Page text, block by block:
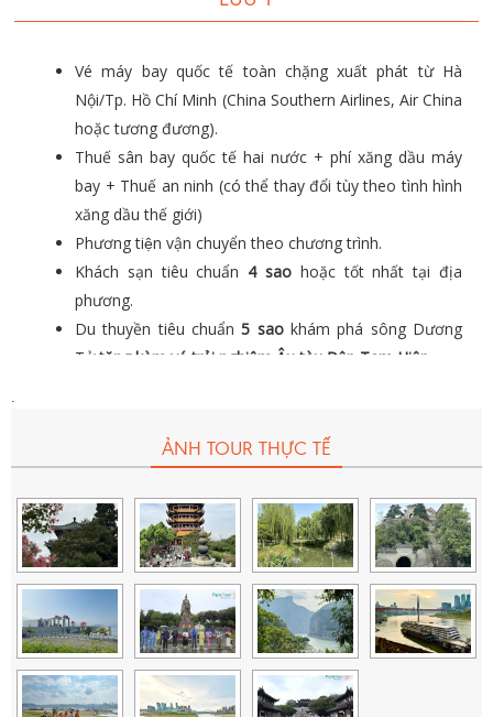
Vé máy bay quốc tế toàn chặng xuất phát từ Hà
Nội/Tp. Hồ Chí Minh (China Southern Airlines, Air China
hoặc tương đương).
Thuế sân bay quốc tế hai nước + phí xăng dầu máy
bay + Thuế an ninh (có thể thay đổi tùy theo tình hình
xăng dầu thế giới)
Phương tiện vận chuyển theo chương trình.
Khách sạn tiêu chuẩn 4 sao hoặc tốt nhất tại địa
phương.
Du thuyền tiêu chuẩn5 saokhám phá sông Dương
Tửtặng kèm vé trải nghiệm Âu tàu Đập Tam Hiệp.
quan theo chương trình.
Visa Nhập cảnh Trung Quốc.
Trưởng đoàn tiếng Việt theo đoàn suốt hành trình.
Tiền bồi dưỡng cho HDV & tài xế (10USD/ Khách/
Ngày)
(***Khoản tiền nàykhông được tínhlà doanh
thu của công ty, không được công ty xuất hóa đơn
và sẽ được thu riêng trước khi khởi hành tour).
Quà tặng du lịch từMigola Travel.
Bảo hiểm du lịch với mức bồi thường cao nhất là
50.000 USD/vụ.
.
ẢNH TOUR THỰC TẾ